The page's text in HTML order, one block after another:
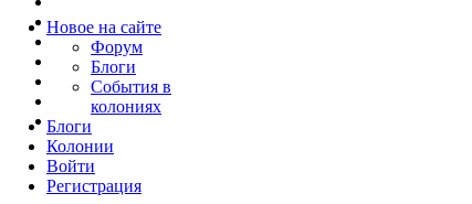
Новое на сайте
Форум
Блоги
События в
колониях
Блоги
Колонии
Войти
Peгиcтpaция